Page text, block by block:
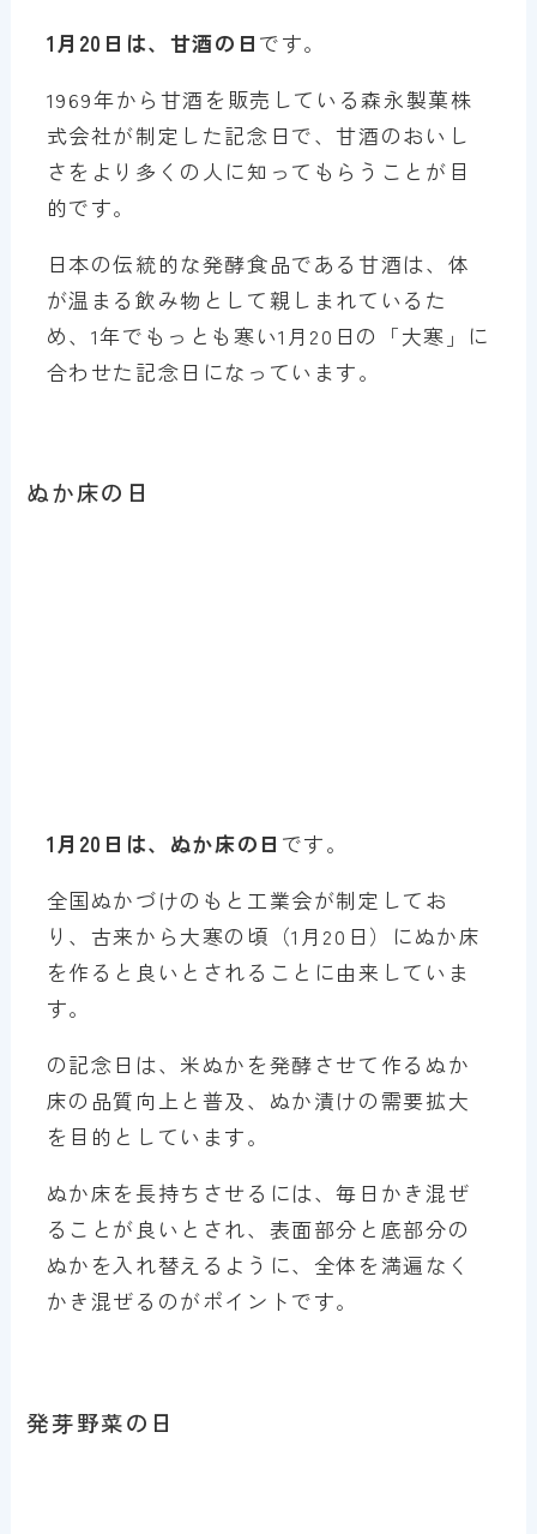
1月20日は、甘酒の日 です。
1969年から甘酒を販売している森永製菓株
式会社が制定した記念日で、甘酒のおいし
さをより多くの人に知ってもらうことが目
的です。
日本の伝統的な発酵食品である甘酒は、体
が温まる飲み物として親しまれているた
め、1年でもっとも寒い1月20日の「大寒」に
合わせた記念日になっています。
ぬか床の日
1月20日は、ぬか床の日 です。
全国ぬかづけのもと工業会が制定してお
り、古来から大寒の頃（1月20日）にぬか床
を作ると良いとされることに由来していま
す。
の記念日は、米ぬかを発酵させて作るぬか
床の品質向上と普及、ぬか漬けの需要拡大
を目的としています。
ぬか床を長持ちさせるには、毎日かき混ぜ
ることが良いとされ、表面部分と底部分の
ぬかを入れ替えるように、全体を満遍なく
かき混ぜるのがポイントです。
発芽野菜の日